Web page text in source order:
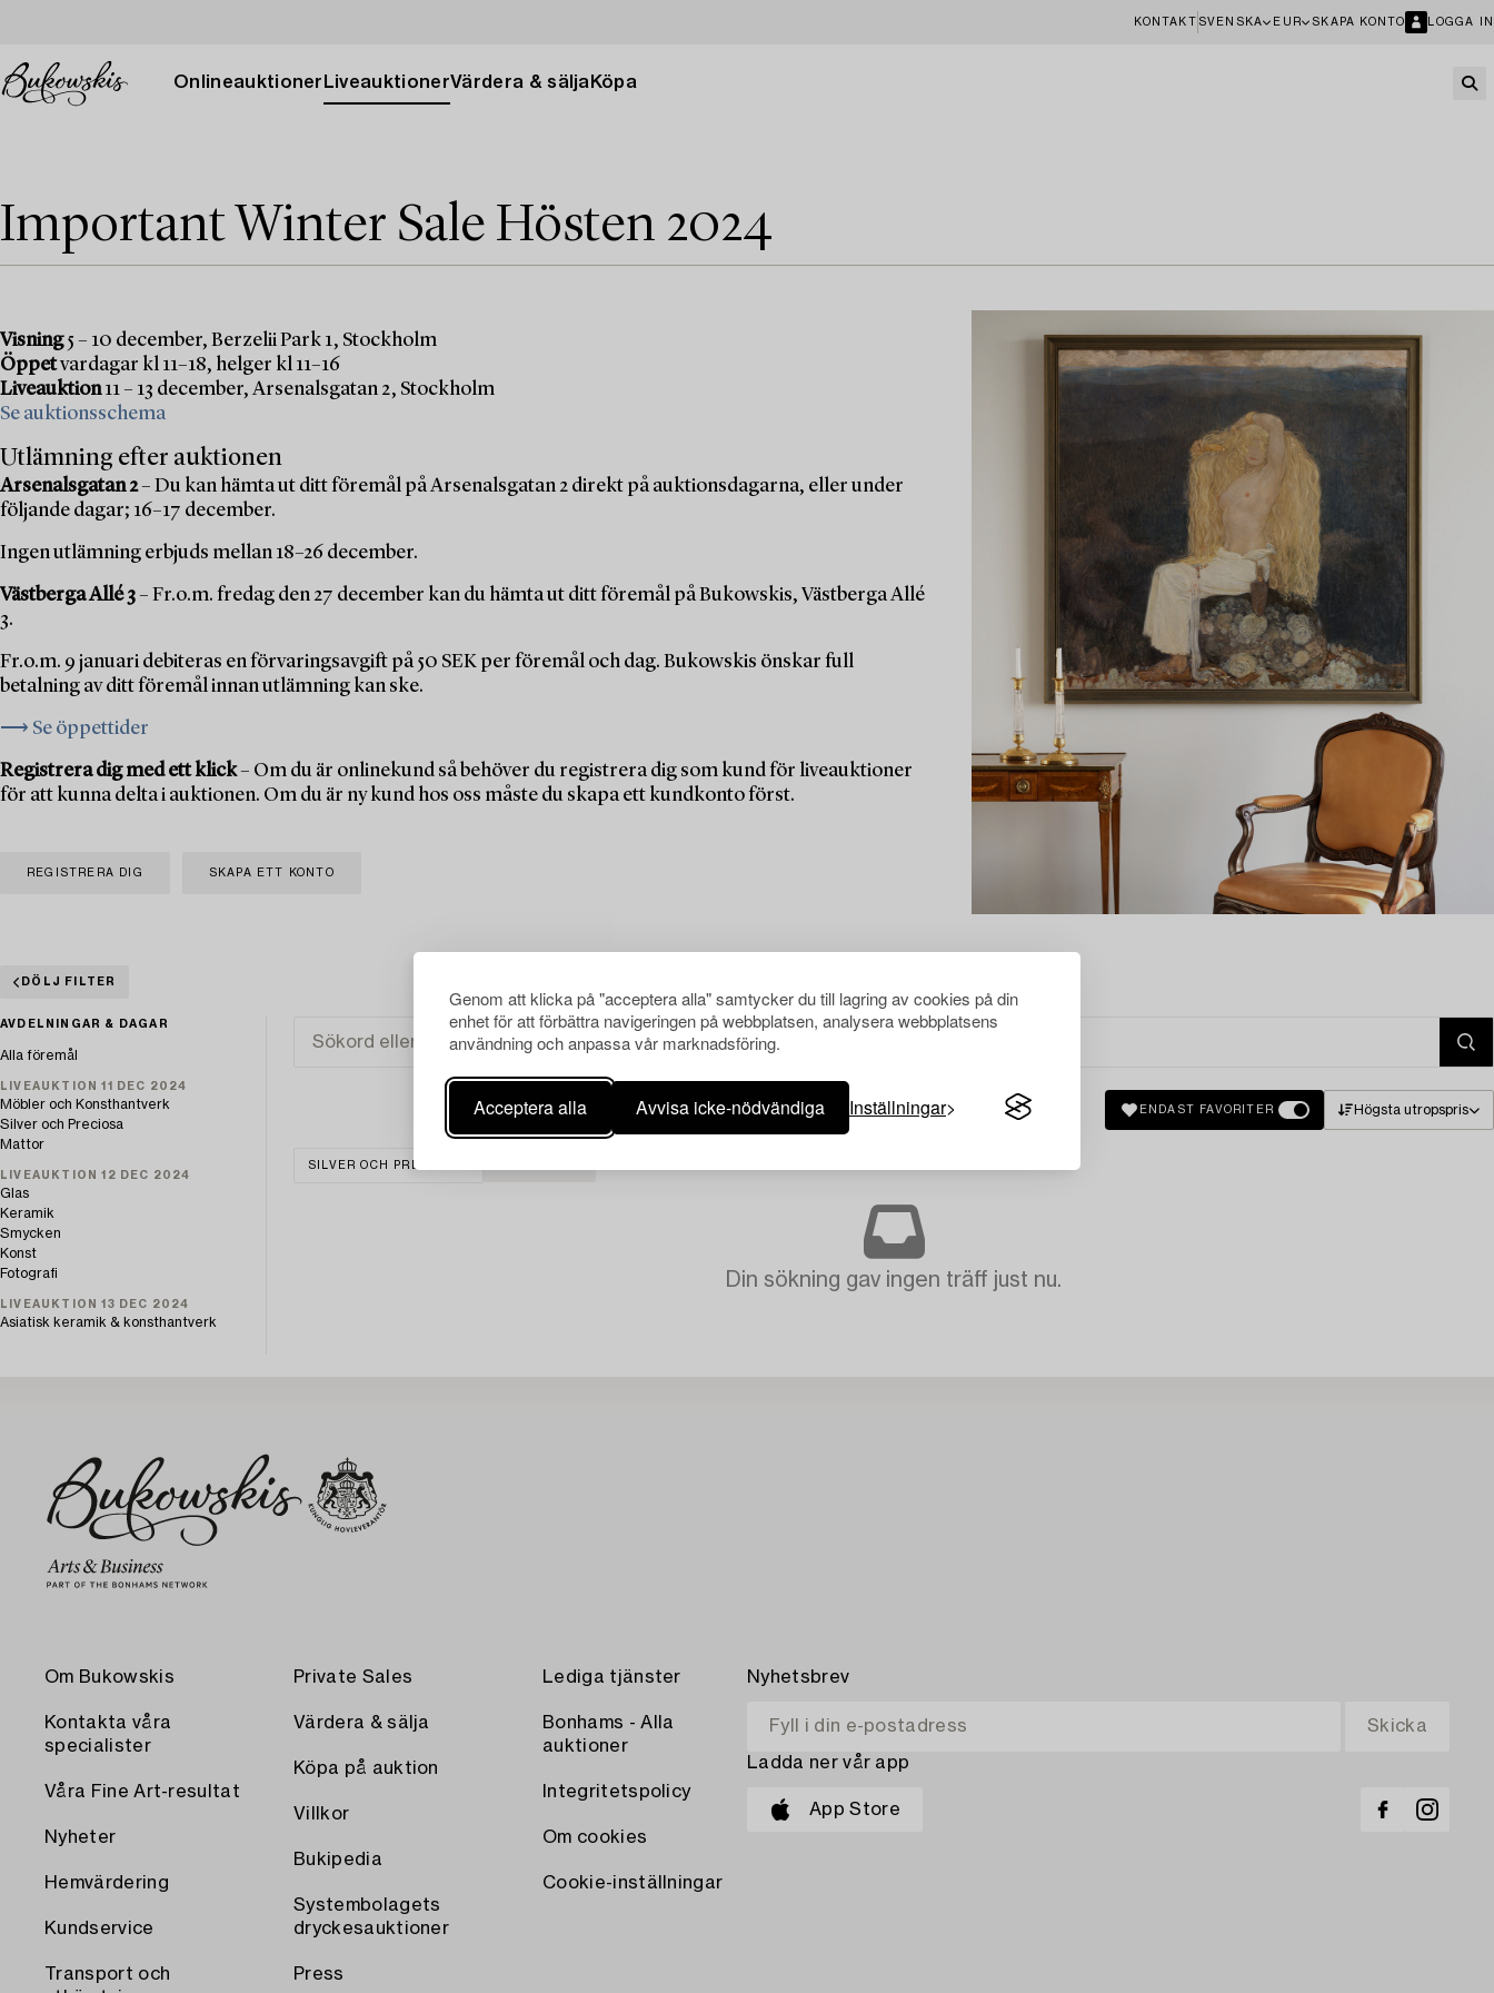
Genom att klicka på "acceptera alla" samtycker du till lagring av cookies på din
enhet för att förbättra navigeringen på webbplatsen, analysera webbplatsens
användning och anpassa vår marknadsföring.
Acceptera alla Avvisa icke-nödvändiga Inställningar
KONTAKT SVENSKA EUR SKAPA KONTO LOGGA IN
Onlineauktioner LiveauktionerVärdera & sälja Köpa
Important Winter Sale Hösten 2024
Visning5 – 10 december, Berzelii Park 1, Stockholm
Öppetvardagar kl 11–18, helger kl 11–16
Liveauktion11 – 13 december, Arsenalsgatan 2, Stockholm
Se auktionsschema
Utlämning efter auktionen
Arsenalsgatan 2– Du kan hämta ut ditt föremål på Arsenalsgatan 2 direkt på auktionsdagarna, eller under
följande dagar; 16–17 december.
Ingen utlämning erbjuds mellan 18–26 december.
Västberga Allé 3– Fr.o.m. fredag den 27 december kan du hämta ut ditt föremål på Bukowskis, Västberga Allé
3.
Fr.o.m. 9 januari debiteras en förvaringsavgift på 50 SEK per föremål och dag. Bukowskis önskar full
betalning av ditt föremål innan utlämning kan ske.
⟶ Se öppettider
Registrera dig med ett klick– Om du är onlinekund så behöver du registrera dig som kund för liveauktioner
för att kunna delta i auktionen. Om du är ny kund hos oss måste du skapa ett kundkonto först.
REGISTRERA DIG SKAPA ETT KONTO
DÖLJ FILTER
AVDELNINGAR & DAGAR
Alla föremål
LIVEAUKTION 11 DEC 2024
Möbler och Konsthantverk
Silver och Preciosa
Mattor
LIVEAUKTION 12 DEC 2024
Glas
Keramik
Smycken
Konst
Fotografi
LIVEAUKTION 13 DEC 2024
Asiatisk keramik & konsthantverk
ENDAST FAVORITER Högsta utropspris
SILVER OCH PRECIOSA
Din sökning gav ingen träff just nu.
Om Bukowskis
Kontakta våra
specialister
Våra Fine Art-resultat
Nyheter
Hemvärdering
Kundservice
Transport och
Private Sales
Värdera & sälja
Köpa på auktion
Villkor
Bukipedia
Systembolagets
dryckesauktioner
Press
Lediga tjänster
Bonhams - Alla
auktioner
Integritetspolicy
Om cookies
Cookie-inställningar
Nyhetsbrev
Ladda ner vår app
App Store